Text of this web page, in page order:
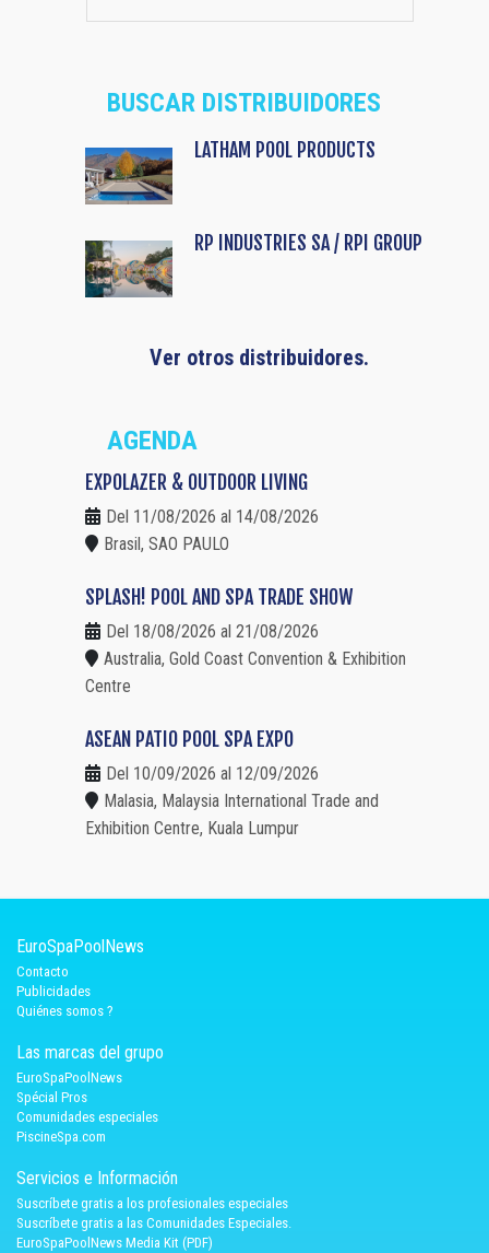
BUSCAR DISTRIBUIDORES
LATHAM POOL PRODUCTS
RP INDUSTRIES SA / RPI GROUP
Ver otros distribuidores.
AGENDA
EXPOLAZER & OUTDOOR LIVING
Del 11/08/2026 al 14/08/2026
Brasil, SAO PAULO
SPLASH! POOL AND SPA TRADE SHOW
Del 18/08/2026 al 21/08/2026
Australia, Gold Coast Convention & Exhibition
Centre
ASEAN PATIO POOL SPA EXPO
Del 10/09/2026 al 12/09/2026
Malasia, Malaysia International Trade and
Exhibition Centre, Kuala Lumpur
EuroSpaPoolNews
Contacto
Publicidades
Quiénes somos ?
Las marcas del grupo
EuroSpaPoolNews
Spécial Pros
Comunidades especiales
PiscineSpa.com
Servicios e Información
Suscríbete gratis a los profesionales especiales
Suscríbete gratis a las Comunidades Especiales.
EuroSpaPoolNews Media Kit (PDF)